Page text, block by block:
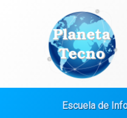
Saltar
Escuela de
Etiquetado
Deja un